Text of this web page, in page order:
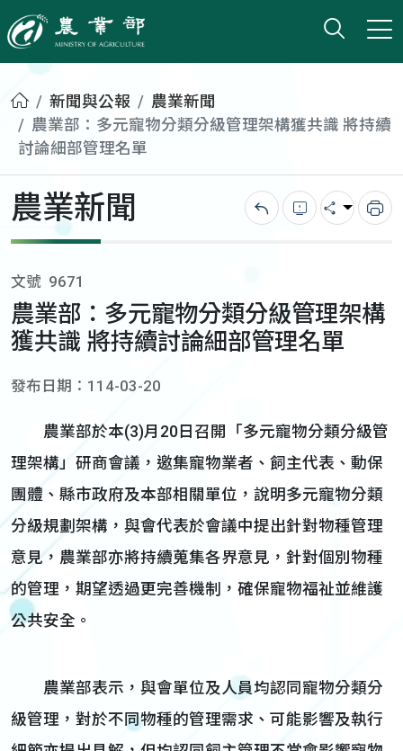
農業部
打開
小版
首頁新聞與公報
農業新聞
農業部：多元寵物分類分級管理架構獲共識 將持續
討論細部管理名單
農業新聞 回上一頁錯誤回報
分享 列
文號 9671
農業部：多元寵物分類分級管理架構
獲共識 將持續討論細部管理名單
發布日期：114-03-20
農業部於本(3)月20日召開「多元寵物分類分級管
理架構」研商會議，邀集寵物業者、飼主代表、動保
團體、縣市政府及本部相關單位，說明多元寵物分類
分級規劃架構，與會代表於會議中提出針對物種管理
意見，農業部亦將持續蒐集各界意見，針對個別物種
的管理，期望透過更完善機制，確保寵物福祉並維護
公共安全。
農業部表示，與會單位及人員均認同寵物分類分
級管理，對於不同物種的管理需求、可能影響及執行